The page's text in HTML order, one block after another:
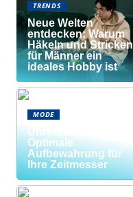
TRENDS
Neue Welten
entdecken: Warum
Häkeln und Stricken
für Männer ein
ideales Hobby ist
MODE
Uhrenrolle: Die
Optimale
Aufbewahrung für
Ihre Zeitmesser